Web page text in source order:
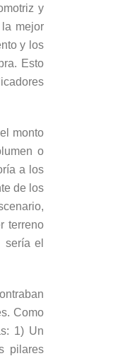
y
mejor
y los
Esto
monto
o
a los
de los
terreno
el
Como
1) Un
pilares